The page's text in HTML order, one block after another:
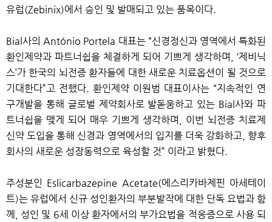
유럽(Zebinix)에서 승인 및 발매되고 있는 품목이다.
Bial사의 António Portela 대표는 “신경정신과 영역에서 특화된
환인제약과 파트너쉽을 체결하게 되어 기쁘게 생각하며, ‘제비닉
스’가 한국의 뇌전증 환자들에 대한 새로운 치료옵션이 될 것으로
기대한다”고 전했다. 환인제약 이원범 대표이사는 “지속적인 연
구개발을 통해 글로벌 제약회사로 발돋움하고 있는 Bial사와 파
트너쉽을 맺게 되어 매우 기쁘게 생각하며, 이번 뇌전증 치료제
신약 도입을 통해 신경과 영역에서의 입지를 더욱 강화하고, 향후
회사의 새로운 성장동력으로 육성할 것” 이라고 밝혔다.
주성분인 Eslicarbazepine Acetate(에스리카바제핀 아세테이
트)는 유럽에서 신규 성인환자의 부분발작에 대한 단독 요법과 함
께, 성인 및 6세 이상 환자에서의 부가요법을 적응증으로 사용 되